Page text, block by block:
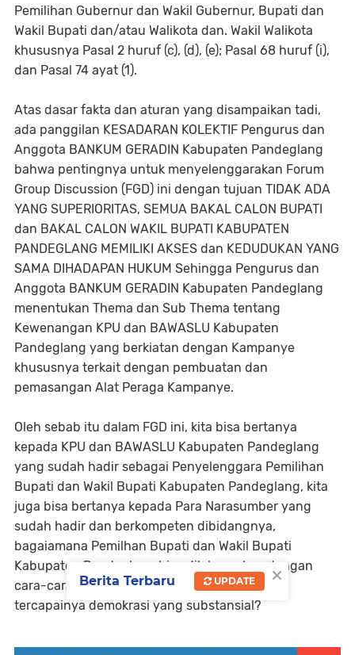
Pemilihan Gubernur dan Wakil Gubernur, Bupati dan
Wakil Bupati dan/atau Walikota dan. Wakil Walikota
khususnya Pasal 2 huruf (c), (d), (e); Pasal 68 huruf (i),
dan Pasal 74 ayat (1).
Atas dasar fakta dan aturan yang disampaikan tadi,
ada panggilan KESADARAN KOLEKTIF Pengurus dan
Anggota BANKUM GERADIN Kabupaten Pandeglang
bahwa pentingnya untuk menyelenggarakan Forum
Group Discussion (FGD) ini dengan tujuan TIDAK ADA
YANG SUPERIORITAS, SEMUA BAKAL CALON BUPATI
dan BAKAL CALON WAKIL BUPATI KABUPATEN
PANDEGLANG MEMILIKI AKSES dan KEDUDUKAN YANG
SAMA DIHADAPAN HUKUM Sehingga Pengurus dan
Anggota BANKUM GERADIN Kabupaten Pandeglang
menentukan Thema dan Sub Thema tentang
Kewenangan KPU dan BAWASLU Kabupaten
Pandeglang yang berkiatan dengan Kampanye
khususnya terkait dengan pembuatan dan
pemasangan Alat Peraga Kampanye.
Oleh sebab itu dalam FGD ini, kita bisa bertanya
kepada KPU dan BAWASLU Kabupaten Pandeglang
yang sudah hadir sebagai Penyelenggara Pemilihan
Bupati dan Wakil Bupati Kabupaten Pandeglang, kita
juga bisa bertanya kepada Para Narasumber yang
sudah hadir dan berkompeten dibidangnya,
bagaiamana Pemilhan Bupati dan Wakil Bupati
Kabupaten Pandeglang bisa dilaksanakan dengan
cara-cara demokratis secara prosedural dan
tercapainya demokrasi yang substansial?
×
Berita Terbaru UPDATE